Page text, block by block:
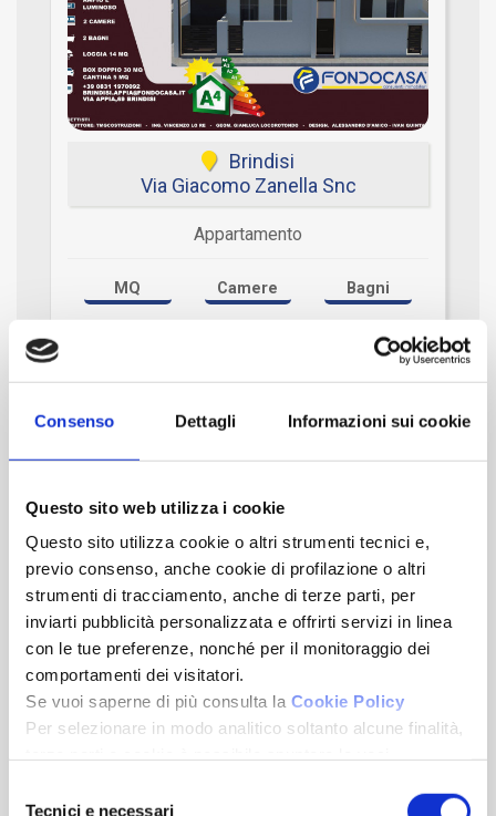
Consenso Dettagli Informazioni sui cookie
Questo sito web utilizza i cookie
Questo sito utilizza cookie o altri strumenti tecnici e,
previo consenso, anche cookie di profilazione o altri
strumenti di tracciamento, anche di terze parti, per
inviarti pubblicità personalizzata e offrirti servizi in linea
con le tue preferenze, nonché per il monitoraggio dei
comportamenti dei visitatori.
Se vuoi saperne di più consulta la Cookie Policy
Per selezionare in modo analitico soltanto alcune finalità,
Chiudendo questo banner tramite l’apposito comando
Tecnici e necessari
Brindisi
Via Giacomo Zanella Snc
Appartamento
MQ Camere Bagni
€ 300.000
Brindisi